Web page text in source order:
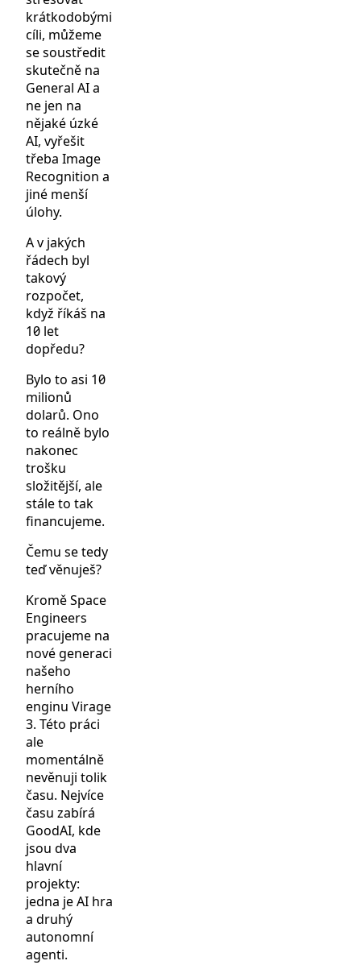
krátkodobými
cíli, můžeme
se soustředit
skutečně na
General AI a
ne jen na
nějaké úzké
AI, vyřešit
třeba Image
Recognition a
jiné menší
úlohy.
A v jakých
řádech byl
takový
rozpočet,
když říkáš na
10 let
dopředu?
Bylo to asi 10
milionů
dolarů. Ono
to reálně bylo
nakonec
trošku
složitější, ale
stále to tak
financujeme.
Čemu se tedy
teď věnuješ?
Kromě Space
Engineers
pracujeme na
nové generaci
našeho
herního
enginu Virage
3. Této práci
ale
momentálně
nevěnuji tolik
času. Nejvíce
času zabírá
GoodAI, kde
jsou dva
hlavní
projekty:
jedna je AI hra
a druhý
autonomní
agenti.